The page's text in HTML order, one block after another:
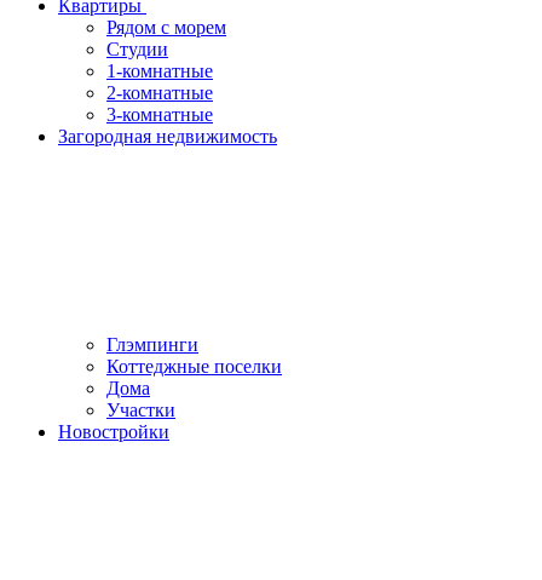
Квартиры
Рядом с морем
Студии
1-комнатные
2-комнатные
3-комнатные
Загородная недвижимость
Глэмпинги
Коттеджные поселки
Дома
Участки
Новостройки